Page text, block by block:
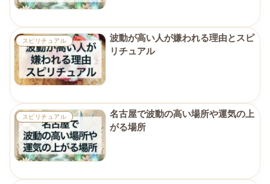
スピリチュアル
波動が高い人が嫌われる理由とスピ
リチュアル
スピリチュアル
名古屋で波動の高い場所や運気の上
がる場所